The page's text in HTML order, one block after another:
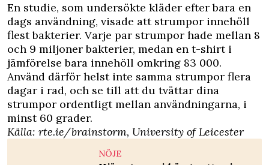
En studie, som undersökte kläder efter bara en
dags användning, visade att strumpor innehöll
flest bakterier. Varje par strumpor hade mellan 8
och 9 miljoner bakterier, medan en t-shirt i
jämförelse bara innehöll omkring 83 000.
Använd därför helst inte samma strumpor flera
dagar i rad, och se till att du tvättar dina
strumpor ordentligt mellan användningarna, i
minst 60 grader.
Källa: rte.ie/brainstorm, University of Leicester
NÖJE